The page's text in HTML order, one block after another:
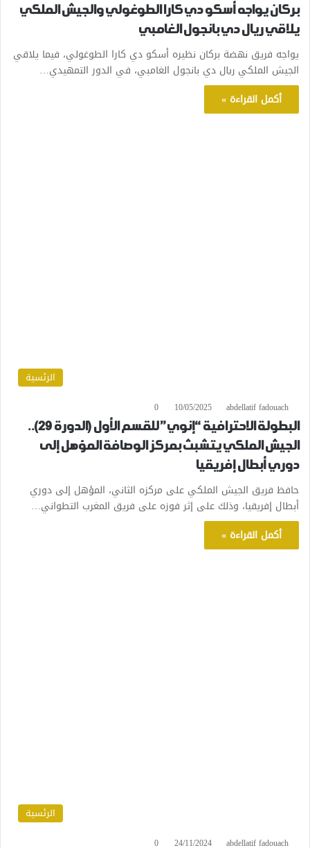
بركان يواجه أسكو دي كارا الطوغولي والجيش الملكي
يلاقي ريال دي بانجول الغامبي
يواجه فريق نهضة بركان نظيره أسكو دي كارا الطوغولي، فيما يلاقي
الجيش الملكي ريال دي بانجول الغامبي، في الدور التمهيدي…
أكمل القراءة »
الرئسية
abdellatif fadouach
10/05/2025
0
البطولة الاحترافية “إنوي” للقسم الأول (الدورة 29)..
الجيش الملكي يتشبث بمركز الوصافة المؤهل إلى
دوري أبطال إفريقيا
حافظ فريق الجيش الملكي على مركزه الثاني، المؤهل إلى دوري
أبطال إفريقيا، وذلك على إثر فوزه على فريق المغرب التطواني…
أكمل القراءة »
الرئسية
abdellatif fadouach
24/11/2024
0